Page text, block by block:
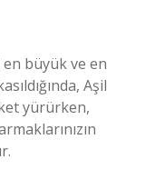
büyük ve en
Aşil
yürürken,